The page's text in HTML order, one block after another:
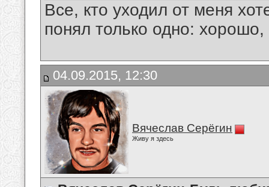
Все, кто уходил от меня
понял только одно:
04.09.2015, 12:30
Вячеслав Серёгин
Живу я здесь